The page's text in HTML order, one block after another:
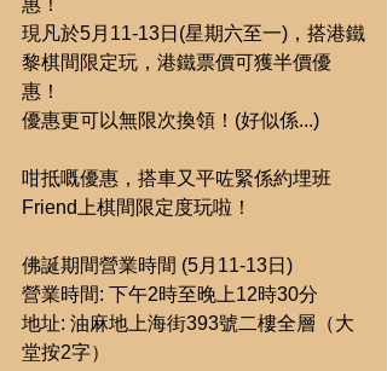
惠！
現凡於5月11-13日(星期六至一)，搭港鐵
黎棋間限定玩，港鐵票價可獲半價優
惠！
優惠更可以無限次換領！(好似係...)
咁抵嘅優惠，搭車又平咗緊係約埋班
Friend上棋間限定度玩啦！
佛誕期間營業時間 (5月11-13日)
營業時間: 下午2時至晚上12時30分
地址: 油麻地上海街393號二樓全層（大
堂按2字）